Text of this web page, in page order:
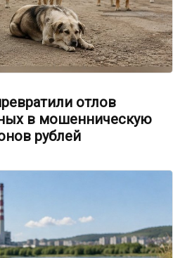
отлов
в мошенническую
рублей